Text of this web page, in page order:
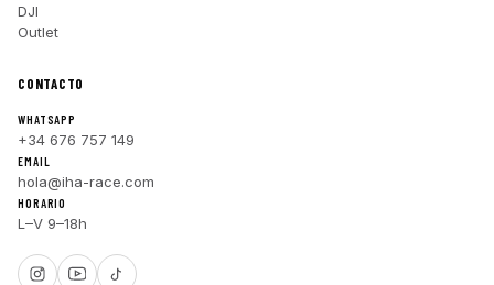
DJI
Outlet
CONTACTO
WHATSAPP
+34 676 757 149
EMAIL
hola@iha-race.com
HORARIO
L–V 9–18h